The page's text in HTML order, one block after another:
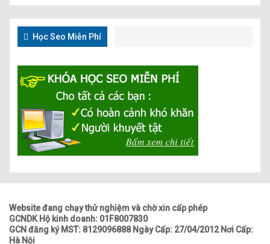
Học Seo Miễn Phí
Website đang chạy thử nghiệm và chờ xin cấp phép
GCNDK Hộ kinh doanh: 01F8007830
GCN đăng ký MST: 8129096888 Ngày Cấp: 27/04/2012 Nơi Cấp:
Hà Nội